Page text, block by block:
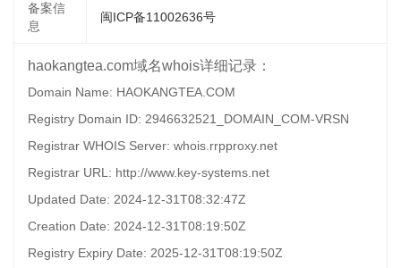
备案信
息
闽ICP备11002636号
haokangtea.com域名whois详细记录：
Domain Name: HAOKANGTEA.COM
Registry Domain ID: 2946632521_DOMAIN_COM-VRSN
Registrar WHOIS Server: whois.rrpproxy.net
Registrar URL: http://www.key-systems.net
Updated Date: 2024-12-31T08:32:47Z
Creation Date: 2024-12-31T08:19:50Z
Registry Expiry Date: 2025-12-31T08:19:50Z